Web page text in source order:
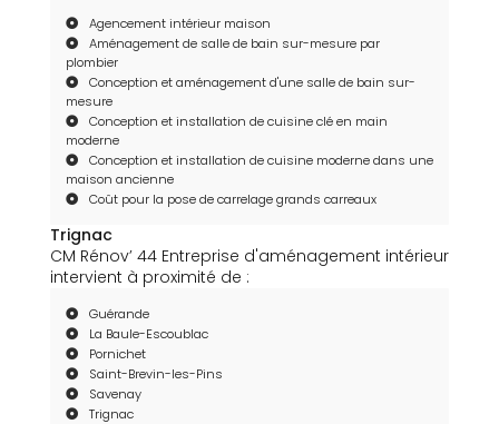
Agencement intérieur maison
Aménagement de salle de bain sur-mesure par
plombier
Conception et aménagement d'une salle de bain sur-
mesure
Conception et installation de cuisine clé en main
moderne
Conception et installation de cuisine moderne dans une
maison ancienne
Coût pour la pose de carrelage grands carreaux
Trignac
CM Rénov’ 44 Entreprise d'aménagement intérieur
intervient à proximité de :
Guérande
La Baule-Escoublac
Pornichet
Saint-Brevin-les-Pins
Savenay
Trignac